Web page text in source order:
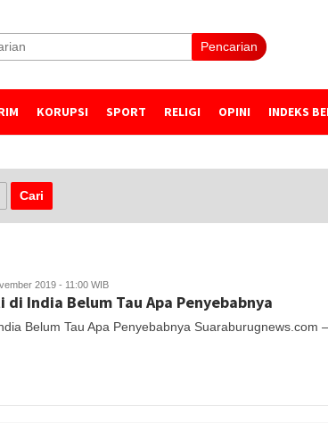
Pencarian
KORUPSI SPORT RELIGI OPINI INDEKS
2019 - 11:00 WIB
di India Belum Tau Apa Penyebabnya
Belum Tau Apa Penyebabnya